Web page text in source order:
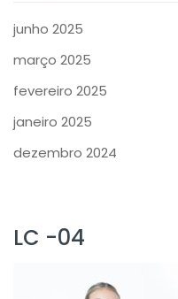
junho 2025
março 2025
fevereiro 2025
janeiro 2025
dezembro 2024
LC -04